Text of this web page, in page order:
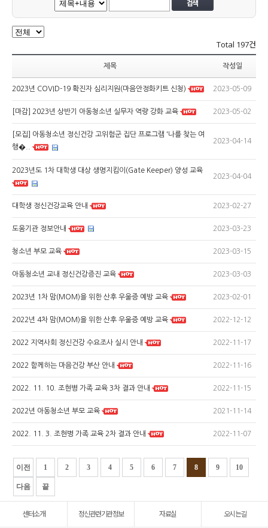
Total 197건
제목 작성일
2023년 COVID-19 확진자 심리지원(마음안정화키트 신청) 2023-05-09
[마감] 2023년 상반기 아동청소년 실무자 역량 강화 교육 2023-05-02
[모집] 아동청소년 정신건강 고위험군 집단 프로그램 '나를 찾는 여
행�..
2023-04-14
2023년도 1차 대학생 대상 생명지킴이(Gate Keeper) 양성 교육
2023-04-04
대학생 정신건강교육 안내 2023-02-27
도움기관 정보안내 2023-03-23
청소년 부모 교육 2023-03-15
아동청소년 교내 정신건강증진 교육 2023-03-03
2023년 1차 맘(MOM)을 위한 산후 우울증 예방 교육 2023-02-01
2022년 4차 맘(MOM)을 위한 산후 우울증 예방 교육 2022-12-12
2022 지역사회 정신건강 수요조사 실시 안내 2022-11-17
2022 함께하는 마음건강 부산 안내 2022-11-16
2022. 11. 10. 조현병 가족 교육 3차 결과 안내 2022-11-15
2022년 아동청소년 부모 교육 2021-11-14
2022. 11. 3. 조현병 가족 교육 2차 결과 안내 2022-11-07
이전 1 2 3 4 5 6 7 8 9 10
다음 끝
센터소개 정신관련기관정보 자료실 오시는길